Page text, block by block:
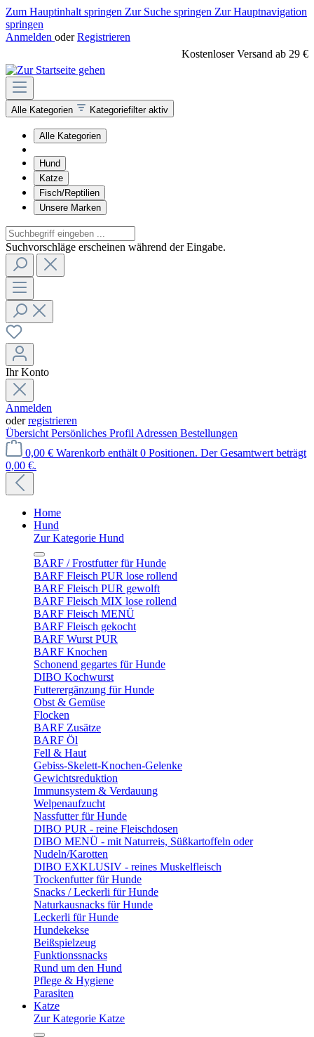
Zum Hauptinhalt springen Zur Suche springen Zur Hauptnavigation
springen
Anmelden oder Registrieren
Kostenloser Versand ab 29 €
Alle Kategorien Kategoriefilter aktiv
Alle Kategorien
Hund
Katze
Fisch/Reptilien
Unsere Marken
Suchvorschläge erscheinen während der Eingabe.
Ihr Konto
Anmelden
oderregistrieren
Übersicht Persönliches Profil Adressen Bestellungen
0,00 € Warenkorb enthält 0 Positionen. Der Gesamtwert beträgt
0,00 €.
Home
Hund
Zur Kategorie Hund
BARF / Frostfutter für Hunde
BARF Fleisch PUR lose rollend
BARF Fleisch PUR gewolft
BARF Fleisch MIX lose rollend
BARF Fleisch MENÜ
BARF Fleisch gekocht
BARF Wurst PUR
BARF Knochen
Schonend gegartes für Hunde
DIBO Kochwurst
Futterergänzung für Hunde
Obst & Gemüse
Flocken
BARF Zusätze
BARF Öl
Fell & Haut
Gebiss-Skelett-Knochen-Gelenke
Gewichtsreduktion
Immunsystem & Verdauung
Welpenaufzucht
Nassfutter für Hunde
DIBO PUR - reine Fleischdosen
DIBO MENÜ - mit Naturreis, Süßkartoffeln oder
Nudeln/Karotten
DIBO EXKLUSIV - reines Muskelfleisch
Trockenfutter für Hunde
Snacks / Leckerli für Hunde
Naturkausnacks für Hunde
Leckerli für Hunde
Hundekekse
Beißspielzeug
Funktionssnacks
Rund um den Hund
Pflege & Hygiene
Parasiten
Katze
Zur Kategorie Katze